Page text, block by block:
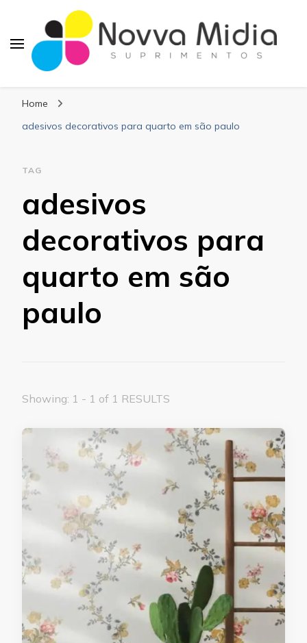
Home
adesivos decorativos para quarto em são paulo
TAG
adesivos
decorativos para
quarto em são
paulo
Showing: 1 - 1 of 1 RESULTS